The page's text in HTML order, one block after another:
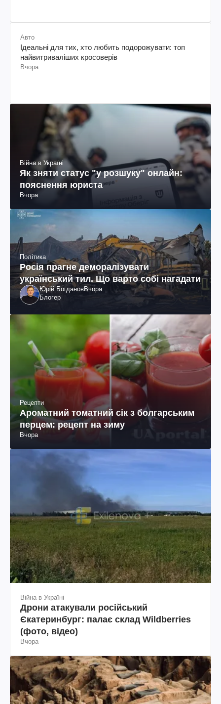
Авто
Ідеальні для тих, хто любить подорожувати: топ
найвитриваліших кросоверів
Вчора
Війна в Україні
Як зняти статус "у розшуку" онлайн:
пояснення юриста
Вчора
Політика
Росія прагне деморалізувати
український тил. Що варто собі нагадати
Юрій БогдановВчора
Блогер
Рецепти
Ароматний томатний сік з болгарським
перцем: рецепт на зиму
Вчора
Війна в Україні
Дрони атакували російський
Єкатеринбург: палає склад Wildberries
(фото, відео)
Вчора